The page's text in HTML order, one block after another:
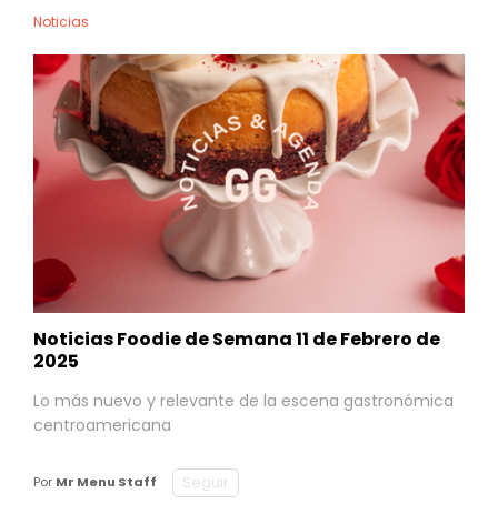
Noticias
Noticias Foodie de Semana 11 de Febrero de
2025
Lo más nuevo y relevante de la escena gastronómica
centroamericana
Por Mr Menu Staff Seguir